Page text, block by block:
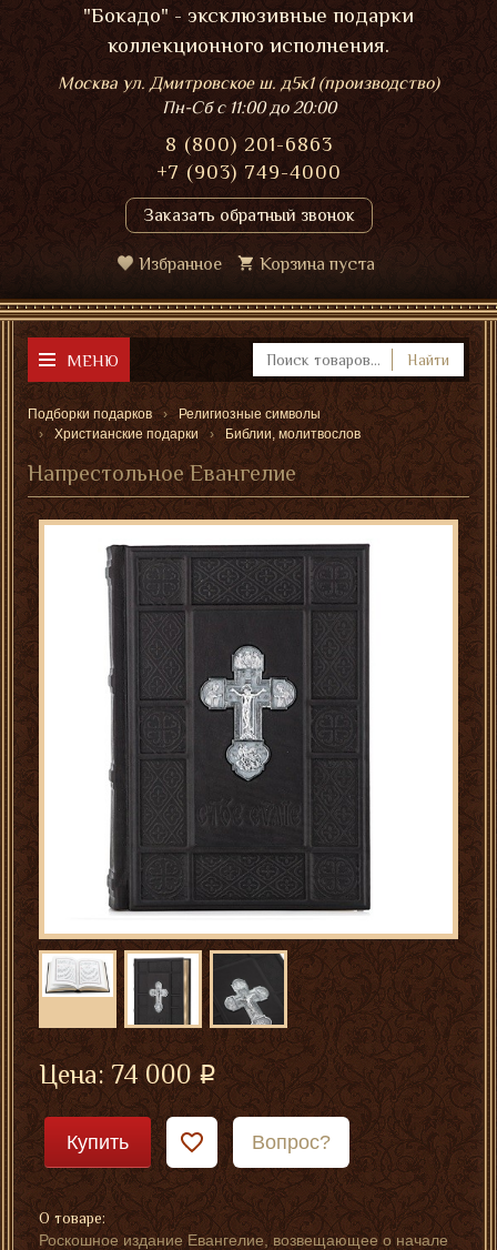
"Бокадо" - эксклюзивные подарки
коллекционного исполнения.
Москва ул. Дмитровское ш. д5к1 (производство)
Пн-Сбс 11:00 до 20:00
8 (800) 201-6863
+7 (903) 749-4000
Заказать обратный звонок
Избранное Корзина пуста
МЕНЮ Найти
Подборки подарков
Религиозные символы
Христианские подарки
Библии, молитвослов
Напрестольное Евангелие
Цена:74 000
Купить Вопрос?
О товаре:
Роскошное издание Евангелие, возвещающее о начале